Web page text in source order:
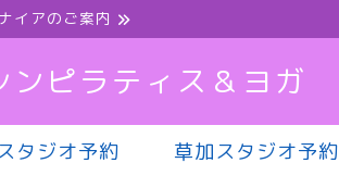
イアのご案内
ピラティス＆ヨガ
タジオ予約
草加スタジオ予約